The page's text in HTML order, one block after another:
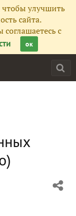
улучшить
сайта.
с
ок